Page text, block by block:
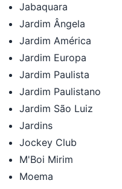
Jabaquara
Jardim Ângela
Jardim América
Jardim Europa
Jardim Paulista
Jardim Paulistano
Jardim São Luiz
Jardins
Jockey Club
M'Boi Mirim
Moema